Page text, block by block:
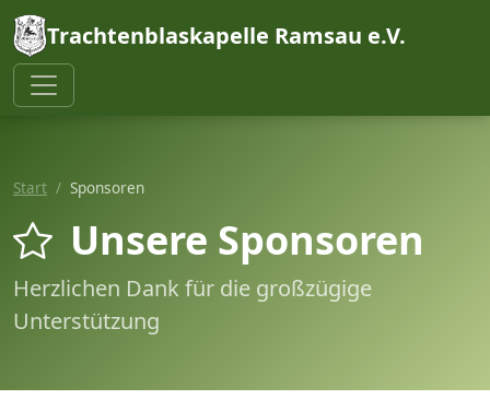
Trachtenblaskapelle Ramsau e.V.
Start Sponsoren
Unsere Sponsoren
Herzlichen Dank für die großzügige
Unterstützung